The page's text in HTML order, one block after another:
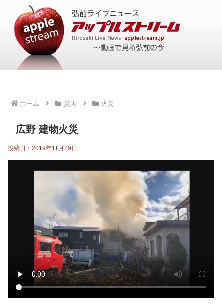
ホーム 災害 火災
広野 建物火災
投稿日：2019年11月29日